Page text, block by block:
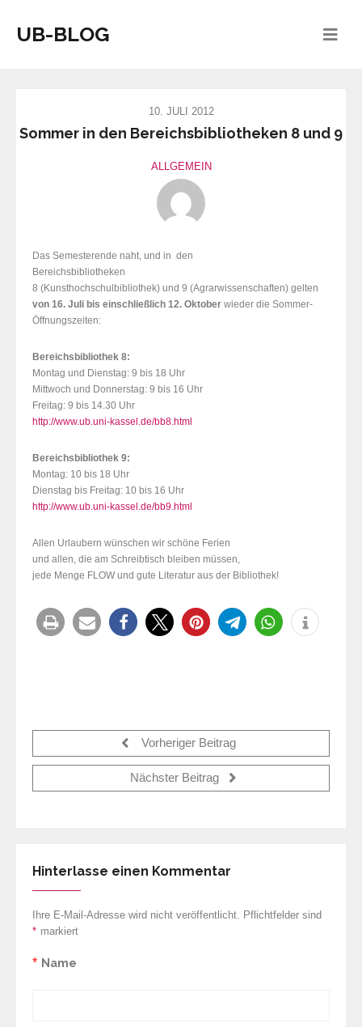
UB-BLOG
10. JULI 2012
Sommer in den Bereichsbibliotheken 8 und 9
ALLGEMEIN
Das Semesterende naht, und in den
Bereichsbibliotheken
8 (Kunsthochschulbibliothek) und 9 (Agrarwissenschaften) gelten
von 16. Juli bis einschließlich 12. Oktober wieder die Sommer-
Öffnungszeiten:
Bereichsbibliothek 8:
Montag und Dienstag: 9 bis 18 Uhr
Mittwoch und Donnerstag: 9 bis 16 Uhr
Freitag: 9 bis 14.30 Uhr
http://www.ub.uni-kassel.de/bb8.html
Bereichsbibliothek 9:
Montag: 10 bis 18 Uhr
Dienstag bis Freitag: 10 bis 16 Uhr
http://www.ub.uni-kassel.de/bb9.html
Allen Urlaubern wünschen wir schöne Ferien
und allen, die am Schreibtisch bleiben müssen,
jede Menge FLOW und gute Literatur aus der Bibliothek!
Vorheriger Beitrag
Nächster Beitrag
Hinterlasse einen Kommentar
Ihre E-Mail-Adresse wird nicht veröffentlicht. Pflichtfelder sind
markiert
*
Name
*